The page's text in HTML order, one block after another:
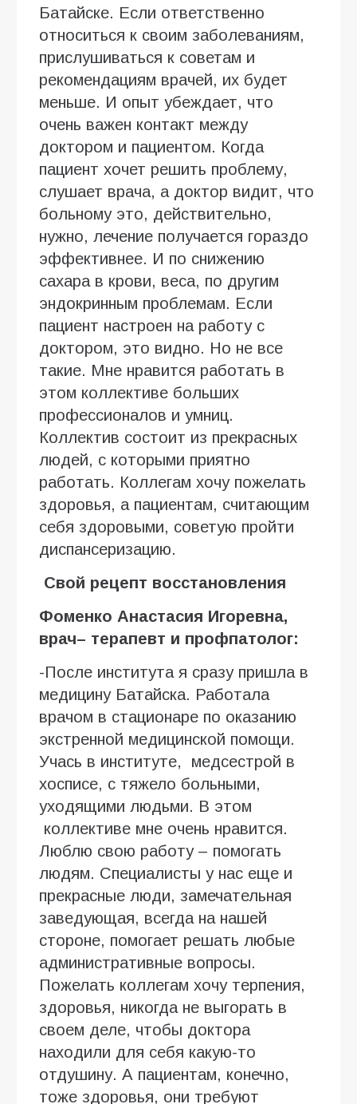
Батайске. Если ответственно
относиться к своим заболеваниям,
прислушиваться к советам и
рекомендациям врачей, их будет
меньше. И опыт убеждает, что
очень важен контакт между
доктором и пациентом. Когда
пациент хочет решить проблему,
слушает врача, а доктор видит, что
больному это, действительно,
нужно, лечение получается гораздо
эффективнее. И по снижению
сахара в крови, веса, по другим
эндокринным проблемам. Если
пациент настроен на работу с
доктором, это видно. Но не все
такие. Мне нравится работать в
этом коллективе больших
профессионалов и умниц.
Коллектив состоит из прекрасных
людей, с которыми приятно
работать. Коллегам хочу пожелать
здоровья, а пациентам, считающим
себя здоровыми, советую пройти
диспансеризацию.
Свой рецепт восстановления
Фоменко Анастасия Игоревна,
врач– терапевт и профпатолог:
-После института я сразу пришла в
медицину Батайска. Работала
врачом в стационаре по оказанию
экстренной медицинской помощи.
Учась в институте, медсестрой в
хосписе, с тяжело больными,
уходящими людьми. В этом
коллективе мне очень нравится.
Люблю свою работу – помогать
людям. Специалисты у нас еще и
прекрасные люди, замечательная
заведующая, всегда на нашей
стороне, помогает решать любые
административные вопросы.
Пожелать коллегам хочу терпения,
здоровья, никогда не выгорать в
своем деле, чтобы доктора
находили для себя какую-то
отдушину. А пациентам, конечно,
тоже здоровья, они требуют